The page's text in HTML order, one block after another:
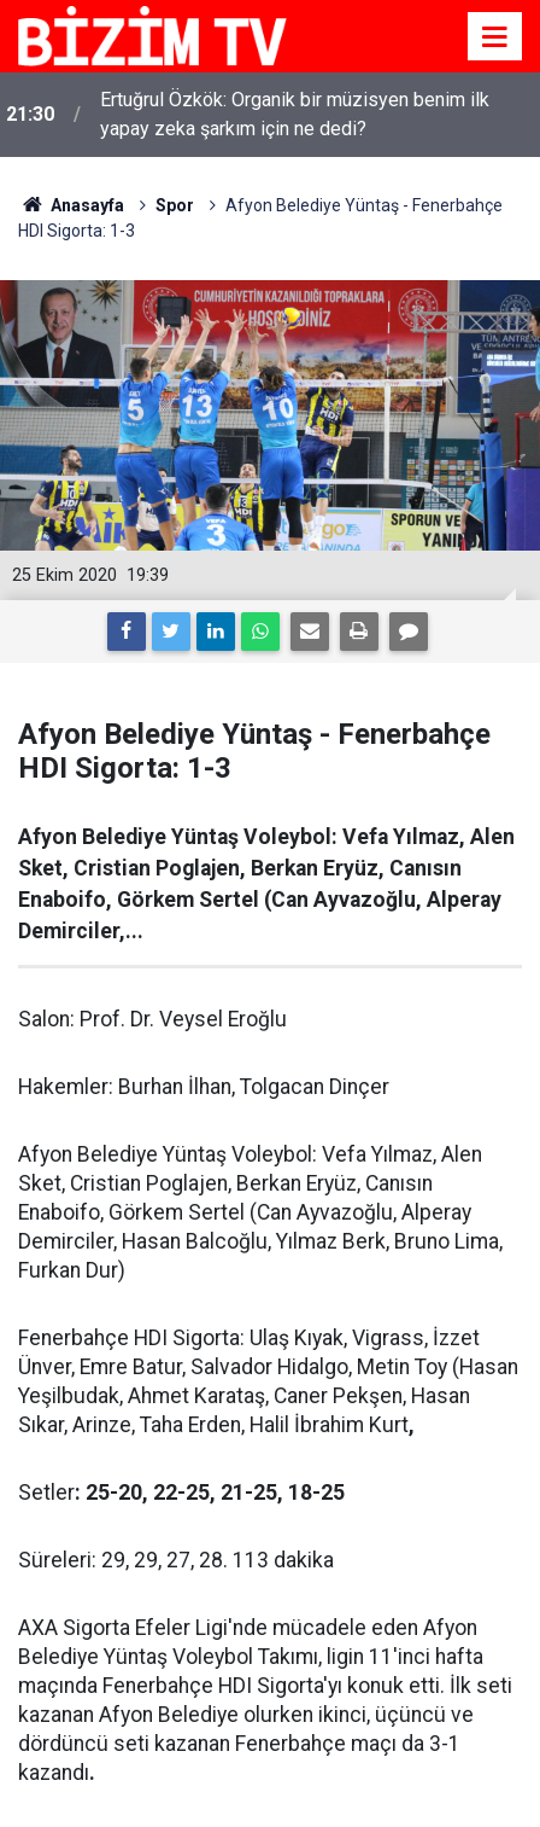
16:11
Kirli çamaşırlar ortaya serildi... ROK itirafçı mı oldu?
Fatih Altaylı'dan bomba iddia
Anasayfa Spor
Afyon Belediye Yüntaş - Fenerbahçe
HDI Sigorta: 1-3
19:39
25 Ekim 2020
Afyon Belediye Yüntaş - Fenerbahçe
HDI Sigorta: 1-3
Afyon Belediye Yüntaş Voleybol: Vefa Yılmaz, Alen
Sket, Cristian Poglajen, Berkan Eryüz, Canısın
Enaboifo, Görkem Sertel (Can Ayvazoğlu, Alperay
Demirciler,...
Salon: Prof. Dr. Veysel Eroğlu
Hakemler: Burhan İlhan, Tolgacan Dinçer
Afyon Belediye Yüntaş Voleybol: Vefa Yılmaz, Alen
Sket, Cristian Poglajen, Berkan Eryüz, Canısın
Enaboifo, Görkem Sertel (Can Ayvazoğlu, Alperay
Demirciler, Hasan Balcoğlu, Yılmaz Berk, Bruno Lima,
Furkan Dur)
Fenerbahçe HDI Sigorta: Ulaş Kıyak, Vigrass, İzzet
Ünver, Emre Batur, Salvador Hidalgo, Metin Toy (Hasan
Yeşilbudak, Ahmet Karataş, Caner Pekşen, Hasan
Sıkar, Arinze, Taha Erden, Halil İbrahim Kurt,
Setler: 25-20, 22-25, 21-25, 18-25
Süreleri: 29, 29, 27, 28. 113 dakika
AXA Sigorta Efeler Ligi'nde mücadele eden Afyon
Belediye Yüntaş Voleybol Takımı, ligin 11'inci hafta
maçında Fenerbahçe HDI Sigorta'yı konuk etti. İlk seti
kazanan Afyon Belediye olurken ikinci, üçüncü ve
dördüncü seti kazanan Fenerbahçe maçı da 3-1
kazandı.